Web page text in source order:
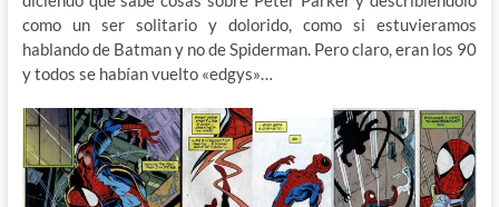
como un ser solitario y dolorido, como si estuvieramos
hablando de Batman y no de Spiderman. Pero claro, eran los 90
y todos se habían vuelto «edgys»…